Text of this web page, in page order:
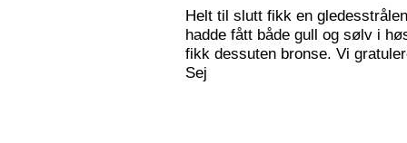
Helt til slutt fikk en
hadde fått både gull og sølv i
fikk dessuten bronse. Vi
Sej